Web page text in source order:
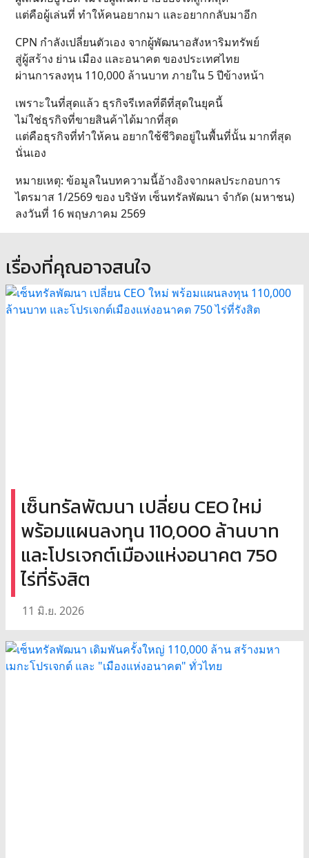
แต่คือผู้เล่นที่ ทำให้คนอยากมา และอยากกลับมาอีก
CPN กำลังเปลี่ยนตัวเอง จากผู้พัฒนาอสังหาริมทรัพย์
สู่ผู้สร้าง ย่าน เมือง และอนาคต ของประเทศไทย
ผ่านการลงทุน 110,000 ล้านบาท ภายใน 5 ปีข้างหน้า
เพราะในที่สุดแล้ว ธุรกิจรีเทลที่ดีที่สุดในยุคนี้
ไม่ใช่ธุรกิจที่ขายสินค้าได้มากที่สุด
แต่คือธุรกิจที่ทำให้คน อยากใช้ชีวิตอยู่ในพื้นที่นั้น มากที่สุด
นั่นเอง
หมายเหตุ: ข้อมูลในบทความนี้อ้างอิงจากผลประกอบการ
ไตรมาส 1/2569 ของ บริษัท เซ็นทรัลพัฒนา จำกัด (มหาชน)
ลงวันที่ 16 พฤษภาคม 2569
เรื่องที่คุณอาจสนใจ
เซ็นทรัลพัฒนา เปลี่ยน CEO ใหม่
พร้อมแผนลงทุน 110,000 ล้านบาท
และโปรเจกต์เมืองแห่งอนาคต 750
ไร่ที่รังสิต
11 มิ.ย. 2026